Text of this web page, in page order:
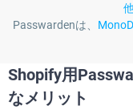
Passwardenは、
Shopify用
なメリット